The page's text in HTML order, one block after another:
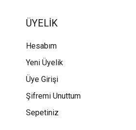
ÜYELİK
Hesabım
Yeni Üyelik
Üye Girişi
Şifremi Unuttum
Sepetiniz